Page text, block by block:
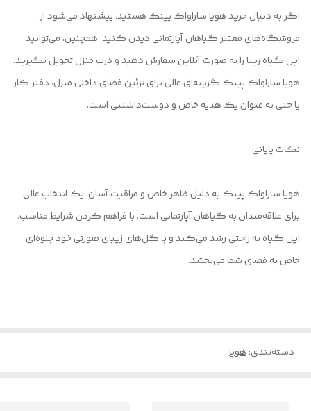
اگر به دنبال خرید هویا ساراواک پینک هستید، پیشنهاد می‌شود از
فروشگاه‌های معتبر گیاهان آپارتمانی دیدن کنید. همچنین، می‌توانید
این گیاه زیبا را به صورت آنلاین سفارش دهید و درب منزل تحویل بگیرید.
هویا ساراواک پینک گزینه‌ای عالی برای تزئین فضای داخلی منزل، دفتر کار
یا حتی به عنوان یک هدیه خاص و دوست‌داشتنی است.
نکات پایانی
هویا ساراواک پینک به دلیل ظاهر خاص و مراقبت آسان، یک انتخاب عالی
برای علاقه‌مندان به گیاهان آپارتمانی است. با فراهم کردن شرایط مناسب،
این گیاه به راحتی رشد می‌کند و با گل‌های زیبای صورتی خود جلوه‌ای
خاص به فضای شما می‌بخشد.
دسته‌بندی:هویا